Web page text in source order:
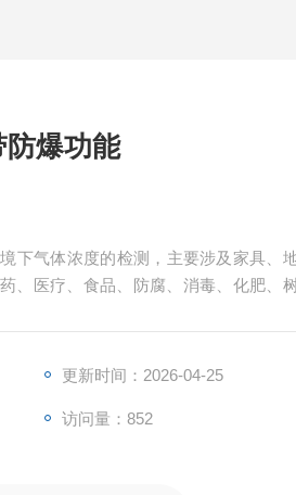
爆功能
下气体浓度的检测，主要涉及家具、
、医疗、食品、防腐、消毒、化肥、
更新时间：2026-04-25
访问量：852